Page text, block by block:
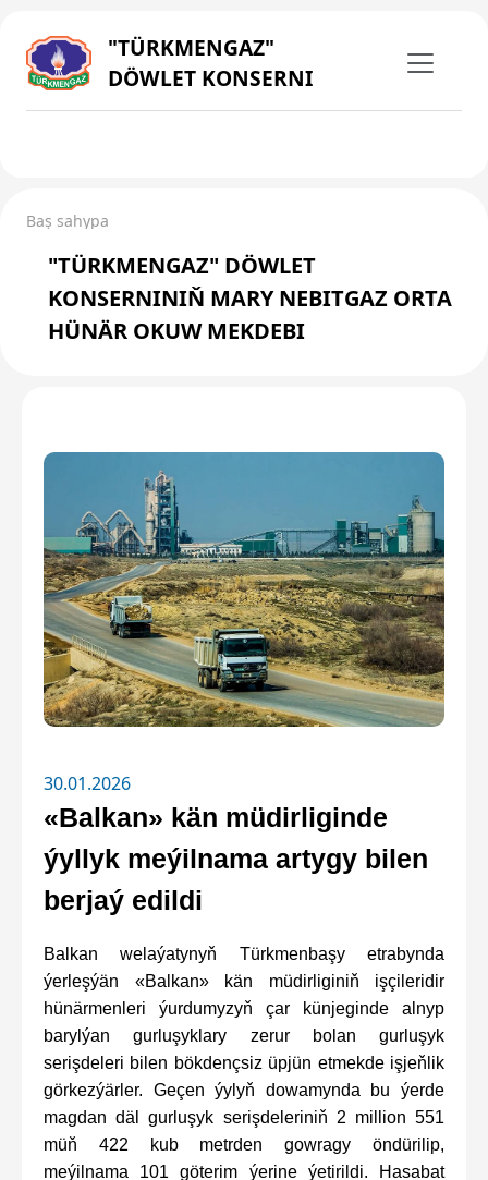
"TÜRKMENGAZ"
DÖWLET KONSERNI
Baş sahypa
"TÜRKMENGAZ" DÖWLET
KONSERNINIŇ MARY NEBITGAZ ORTA
HÜNÄR OKUW MEKDEBI
30.01.2026
«Balkan» kän müdirliginde
ýyllyk meýilnama artygy bilen
berjaý edildi
Balkan welaýatynyň Türkmenbaşy etrabynda
ýerleşýän «Balkan» kän müdirliginiň işçileridir
hünärmenleri ýurdumyzyň çar künjeginde alnyp
barylýan gurluşyklary zerur bolan gurluşyk
serişdeleri bilen bökdençsiz üpjün etmekde işjeňlik
görkezýärler. Geçen ýylyň dowamynda bu ýerde
magdan däl gurluşyk serişdeleriniň 2 million 551
müň 422 kub metrden gowragy öndürilip,
meýilnama 101 göterim ýerine ýetirildi. Hasabat